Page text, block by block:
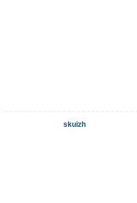
skuizh